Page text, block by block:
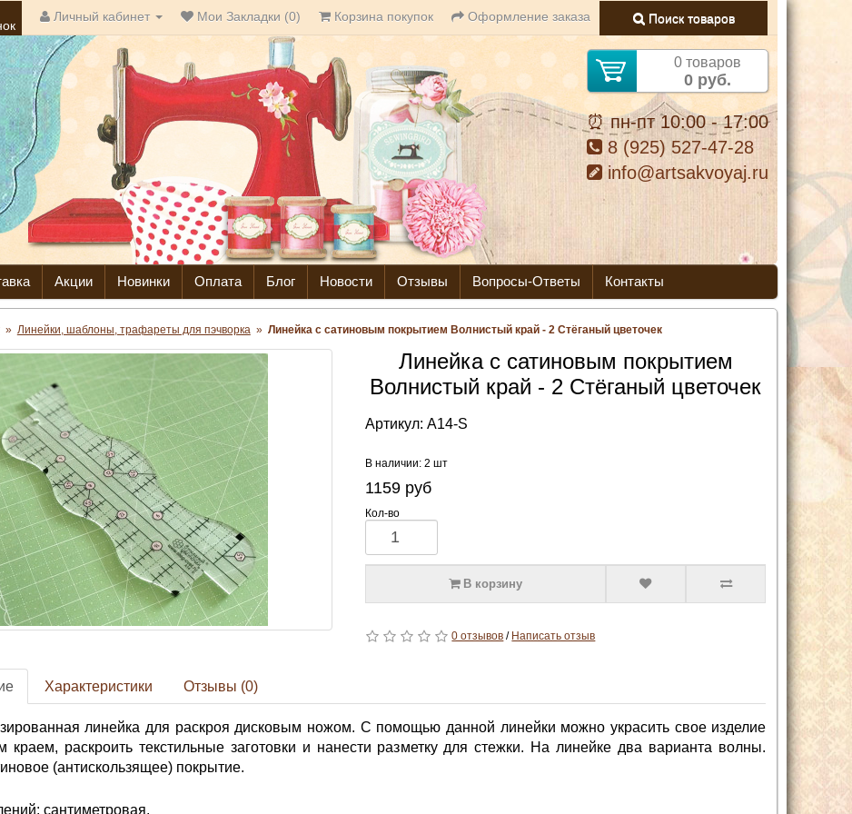
Личный кабинет Мои Закладки (0) Корзина покупок Оформление заказа Поиск товаров
0 товаров
0 руб.
⏰ пн-пт 10:00 - 17:00
8 (925) 527-47-28
info@artsakvoyaj.ru
Акции Новинки Оплата Блог Новости Отзывы Вопросы-Ответы Контакты
» Линейки, шаблоны, трафареты для пэчворка » Линейка с сатиновым покрытием Волнистый край - 2 Стёганый цветочек
Линейка с сатиновым покрытием
Волнистый край - 2 Стёганый цветочек
Артикул:A14-S
В наличии: 2 шт
1159 руб
Кол-во
В корзину
0 отзывов / Написать отзыв
Характеристики Отзывы (0)
линейка для раскроя дисковым ножом. С помощью данной линейки можно украсить свое изделие
краем, раскроить текстильные заготовки и нанести разметку для стежки. На линейке два варианта волны.
(антискользящее) покрытие.
сантиметровая.